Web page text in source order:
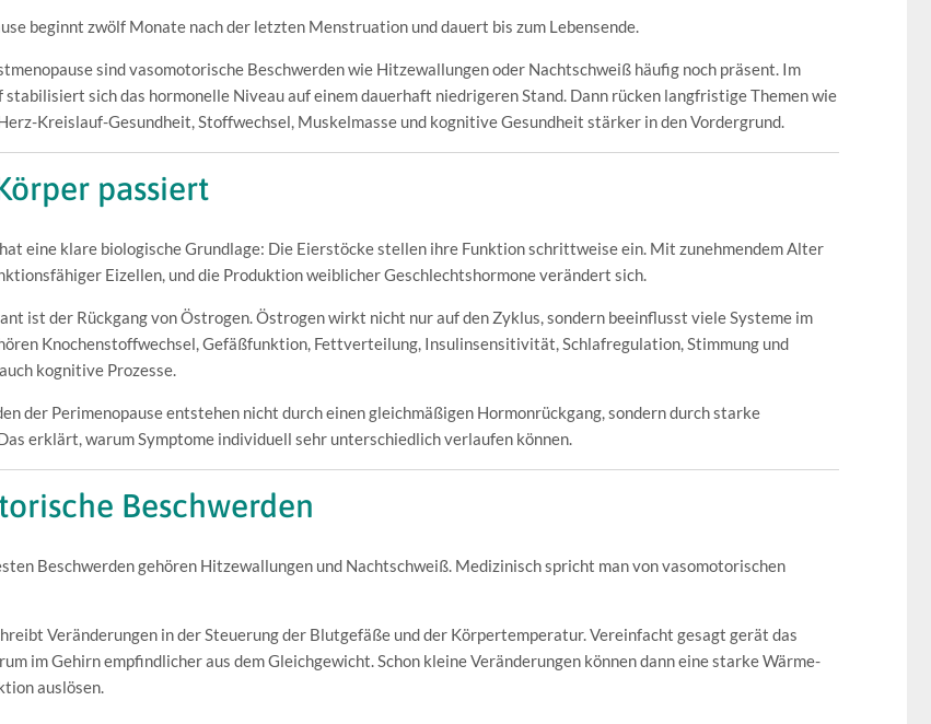
beginnt zwölf Monate nach der letzten Menstruation und dauert bis zum Lebensende.
sind vasomotorische Beschwerden wie Hitzewallungen oder Nachtschweiß häufig noch präsent. Im
sich das hormonelle Niveau auf einem dauerhaft niedrigeren Stand. Dann rücken langfristige Themen wie
Kreislauf-Gesundheit, Stoffwechsel, Muskelmasse und kognitive Gesundheit stärker in den Vordergrund.
passiert
eine klare biologische Grundlage: Die Eierstöcke stellen ihre Funktion schrittweise ein. Mit zunehmendem Alter
Eizellen, und die Produktion weiblicher Geschlechtshormone verändert sich.
ist der Rückgang von Östrogen. Östrogen wirkt nicht nur auf den Zyklus, sondern beeinflusst viele Systeme im
Knochenstoffwechsel, Gefäßfunktion, Fettverteilung, Insulinsensitivität, Schlafregulation, Stimmung und
kognitive Prozesse.
der Perimenopause entstehen nicht durch einen gleichmäßigen Hormonrückgang, sondern durch starke
erklärt, warum Symptome individuell sehr unterschiedlich verlaufen können.
Beschwerden
Beschwerden gehören Hitzewallungen und Nachtschweiß. Medizinisch spricht man von vasomotorischen
Veränderungen in der Steuerung der Blutgefäße und der Körpertemperatur. Vereinfacht gesagt gerät das
im Gehirn empfindlicher aus dem Gleichgewicht. Schon kleine Veränderungen können dann eine starke Wärme-
auslösen.